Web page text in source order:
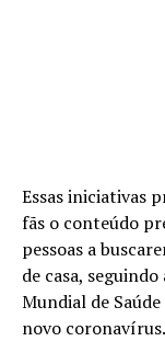
Essas iniciativas
fãs o conteúdo
pessoas a
de casa,
Mundial de
novo coronavírus.